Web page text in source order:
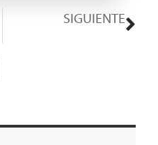
SIGUIENTE